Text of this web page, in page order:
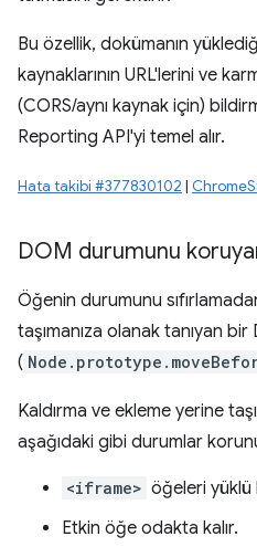
Bu özellik, dokümanın
kaynaklarının URL'lerini ve
(CORS/aynı kaynak için)
Reporting API'yi temel alır.
Hata takibi #377830102 |
DOM durumunu
Öğenin durumunu
taşımanıza olanak tanıyan
(
Kaldırma ve ekleme yerine
aşağıdaki gibi durumlar
<iframe> öğeleri yüklü
Etkin öğe odakta kalır.